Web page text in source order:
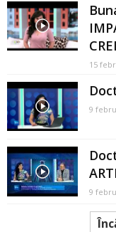
15
9
9